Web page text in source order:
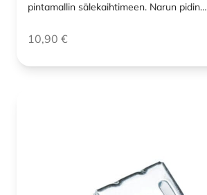
pintamallin sälekaihtimeen. Narun pidin…
10,90 €